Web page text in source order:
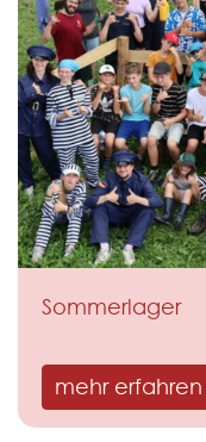
Sommerlager
mehr erfahren